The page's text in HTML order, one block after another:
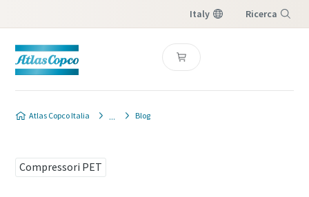
Italy Ricerca
Atlas Copco Italia Blog
Compressori PET